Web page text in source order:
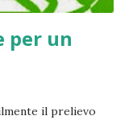
per un
il prelievo